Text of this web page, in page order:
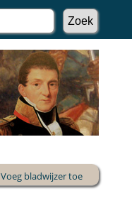
Voeg bladwijzer toe